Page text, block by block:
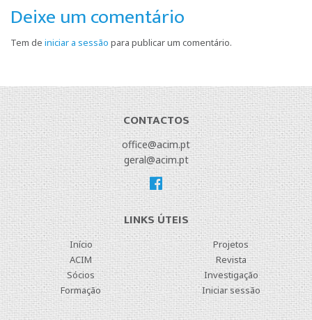
Deixe um comentário
Tem de iniciar a sessão para publicar um comentário.
CONTACTOS
office@acim.pt
geral@acim.pt
LINKS ÚTEIS
Início
ACIM
Sócios
Formação
Projetos
Revista
Investigação
Iniciar sessão